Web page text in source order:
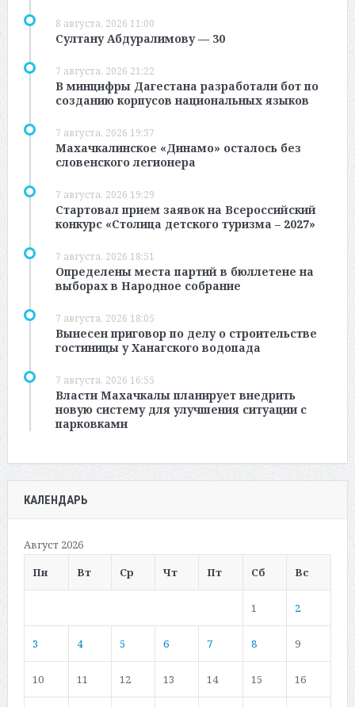
8 августа, 2026 11:00
Султану Абдуралимову — 30
7 августа, 2026 21:22
В минцифры Дагестана разработали бот по
созданию корпусов национальных языков
7 августа, 2026 19:37
Махачкалинское «Динамо» осталось без
словенского легионера
7 августа, 2026 19:29
Стартовал прием заявок на Всероссийский
конкурс «Столица детского туризма – 2027»
7 августа, 2026 18:51
Определены места партий в бюллетене на
выборах в Народное собрание
7 августа, 2026 18:05
Вынесен приговор по делу о строительстве
гостиницы у Ханагского водопада
7 августа, 2026 16:55
Власти Махачкалы планирует внедрить
новую систему для улучшения ситуации с
парковками
КАЛЕНДАРЬ
Август 2026
Пн
Вт Ср Чт Пт Сб Вс
1 2
3 4 5 6 7 8 9
10 11 12 13 14 15 16